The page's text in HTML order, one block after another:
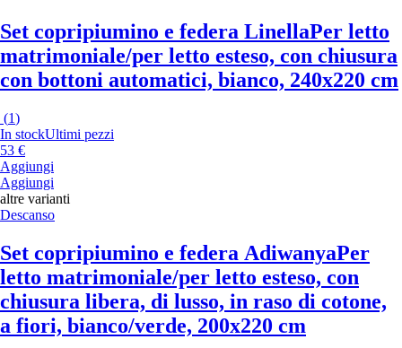
Set copripiumino e federa LinellaPer letto
matrimoniale/per letto esteso, con chiusura
con bottoni automatici, bianco, 240x220 cm
(1)
In stockUltimi pezzi
53 €
Aggiungi
Aggiungi
altre varianti
Descanso
Set copripiumino e federa AdiwanyaPer
letto matrimoniale/per letto esteso, con
chiusura libera, di lusso, in raso di cotone,
a fiori, bianco/verde, 200x220 cm